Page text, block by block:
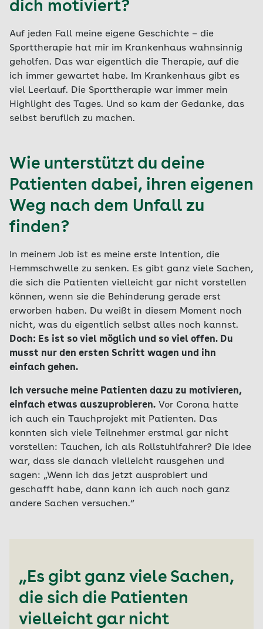
dich motiviert?
Auf jeden Fall meine eigene Geschichte – die
Sporttherapie hat mir im Krankenhaus wahnsinnig
geholfen. Das war eigentlich die Therapie, auf die
ich immer gewartet habe. Im Krankenhaus gibt es
viel Leerlauf. Die Sporttherapie war immer mein
Highlight des Tages. Und so kam der Gedanke, das
selbst beruflich zu machen.
Wie unterstützt du deine
Patienten dabei, ihren eigenen
Weg nach dem Unfall zu
finden?
In meinem Job ist es meine erste Intention, die
Hemmschwelle zu senken. Es gibt ganz viele Sachen,
die sich die Patienten vielleicht gar nicht vorstellen
können, wenn sie die Behinderung gerade erst
erworben haben. Du weißt in diesem Moment noch
nicht, was du eigentlich selbst alles noch kannst.
Doch: Es ist so viel möglich und so viel offen. Du
musst nur den ersten Schritt wagen und ihn
einfach gehen.
Ich versuche meine Patienten dazu zu motivieren,
einfach etwas auszuprobieren. Vor Corona hatte
ich auch ein Tauchprojekt mit Patienten. Das
konnten sich viele Teilnehmer erstmal gar nicht
vorstellen: Tauchen, ich als Rollstuhlfahrer? Die Idee
war, dass sie danach vielleicht rausgehen und
sagen: „Wenn ich das jetzt ausprobiert und
geschafft habe, dann kann ich auch noch ganz
andere Sachen versuchen.“
„Es gibt ganz viele Sachen,
die sich die Patienten
vielleicht gar nicht